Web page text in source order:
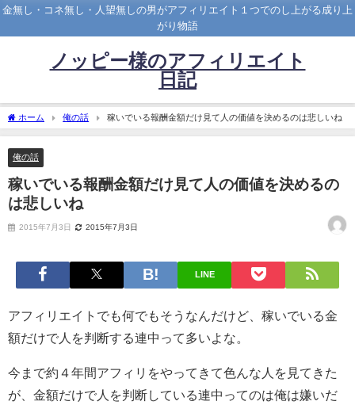
金無し・コネ無し・人望無しの男がアフィリエイト１つでのし上がる成り上
がり物語
ノッピー様のアフィリエイト
日記
ホーム 俺の話 稼いでいる報酬金額だけ見て人の価値を決めるのは悲しいね
俺の話
稼いでいる報酬金額だけ見て人の価値を決めるの
は悲しいね
2015年7月3日 2015年7月3日
LINE
アフィリエイトでも何でもそうなんだけど、稼いでいる金
額だけで人を判断する連中って多いよな。
今まで約４年間アフィリをやってきて色んな人を見てきた
が、金額だけで人を判断している連中ってのは俺は嫌いだ